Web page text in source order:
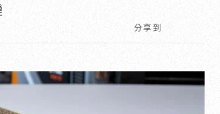
分享到